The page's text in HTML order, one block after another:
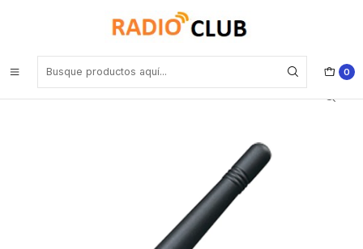
0
Kenwood KRA-22M VHF 146-162 MHz Antena stuby con conector
SMA Hembra de longitud 110mm.